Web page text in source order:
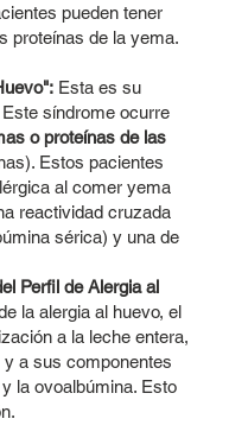
pueden tener
proteínas de la yema.
Esta es su
síndrome ocurre
o proteínas de las
Estos pacientes
al comer yema
reactividad cruzada
sérica) y una de
Perfil de Alergia al
la alergia al huevo, el
a la leche entera,
a sus componentes
la ovoalbúmina. Esto